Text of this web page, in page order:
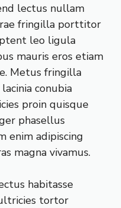
lectus nullam
fringilla porttitor
leo ligula
mauris eros etiam
Metus fringilla
conubia
proin quisque
phasellus
enim adipiscing
magna vivamus.
habitasse
tortor